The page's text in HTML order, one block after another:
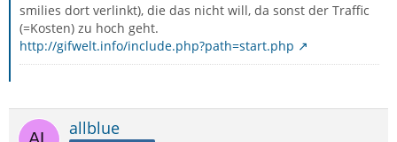
smilies dort verlinkt), die das nicht will, da sonst der Traffic
(=Kosten) zu hoch geht.
http://gifwelt.info/include.php?path=start.php
allblue